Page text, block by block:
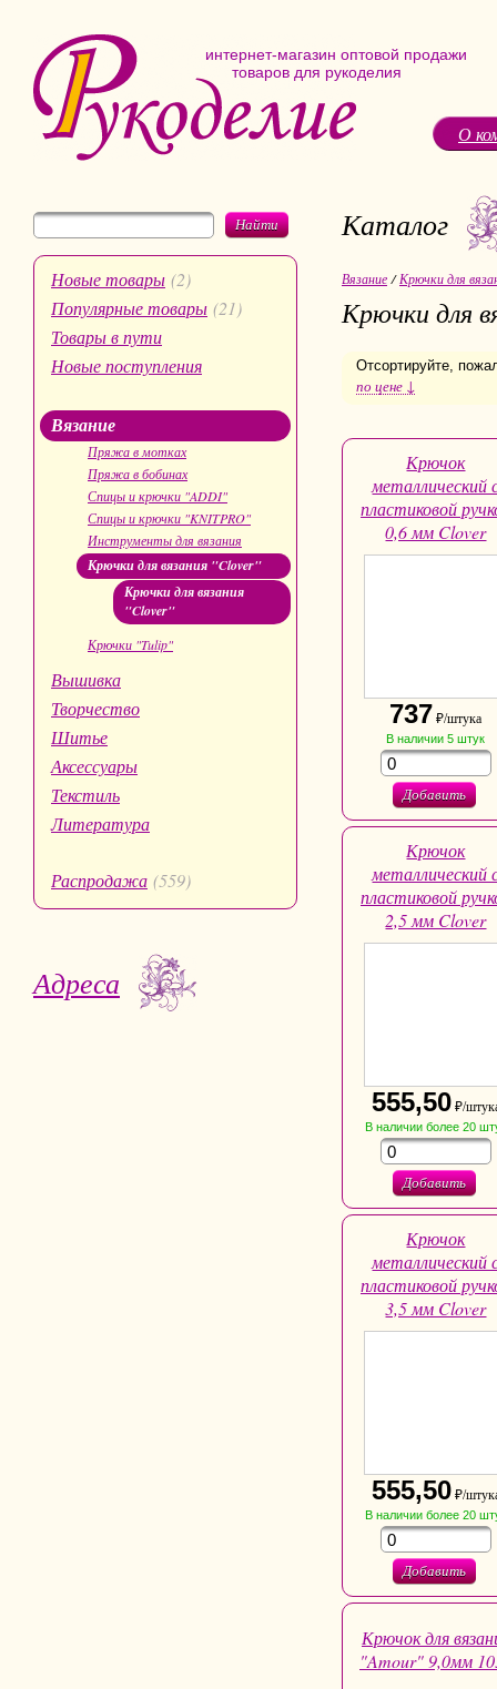
интернет-магазин оптовой продажи
товаров для рукоделия
О
Найти
Новые товары (2)
Популярные товары (21)
Товары в пути
Новые поступления
Вязание
Пряжа в мотках
Пряжа в бобинах
Спицы и крючки "ADDI"
Спицы и крючки "KNITPRO"
Инструменты для вязания
Крючки для вязания "Clover"
Крючки для вязания
"Clover"
Крючки "Tulip"
Вышивка
Творчество
Шитье
Аксессуары
Текстиль
Литература
Распродажа (559)
Адреса
Каталог
Вязание /Крючки для
Крючки для
Отсортируйте,
по цене ↓
Крючок
металлический
пластиковой
0,6 мм Clover
737 ₽/штука
В наличии5штук
Добавить
Крючок
металлический
пластиковой
2,5 мм Clover
555,50 ₽/
В наличии более 20
Добавить
Крючок
металлический
пластиковой
3,5 мм Clover
555,50 ₽/
В наличии более 20
Добавить
Крючок для
"Amour" 9,0мм